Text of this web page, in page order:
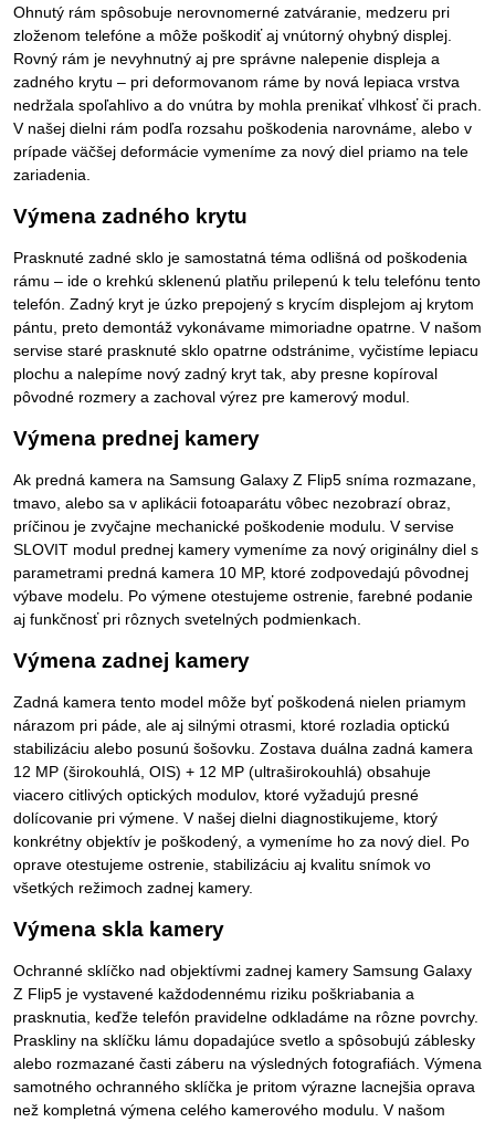
Ohnutý rám spôsobuje nerovnomerné zatváranie, medzeru pri
zloženom telefóne a môže poškodiť aj vnútorný ohybný displej.
Rovný rám je nevyhnutný aj pre správne nalepenie displeja a
zadného krytu – pri deformovanom ráme by nová lepiaca vrstva
nedržala spoľahlivo a do vnútra by mohla prenikať vlhkosť či prach.
V našej dielni rám podľa rozsahu poškodenia narovnáme, alebo v
prípade väčšej deformácie vymeníme za nový diel priamo na tele
zariadenia.
Výmena zadného krytu
Prasknuté zadné sklo je samostatná téma odlišná od poškodenia
rámu – ide o krehkú sklenenú platňu prilepenú k telu telefónu tento
telefón. Zadný kryt je úzko prepojený s krycím displejom aj krytom
pántu, preto demontáž vykonávame mimoriadne opatrne. V našom
servise staré prasknuté sklo opatrne odstránime, vyčistíme lepiacu
plochu a nalepíme nový zadný kryt tak, aby presne kopíroval
pôvodné rozmery a zachoval výrez pre kamerový modul.
Výmena prednej kamery
Ak predná kamera na Samsung Galaxy Z Flip5 sníma rozmazane,
tmavo, alebo sa v aplikácii fotoaparátu vôbec nezobrazí obraz,
príčinou je zvyčajne mechanické poškodenie modulu. V servise
SLOVIT modul prednej kamery vymeníme za nový originálny diel s
parametrami predná kamera 10 MP, ktoré zodpovedajú pôvodnej
výbave modelu. Po výmene otestujeme ostrenie, farebné podanie
aj funkčnosť pri rôznych svetelných podmienkach.
Výmena zadnej kamery
Zadná kamera tento model môže byť poškodená nielen priamym
nárazom pri páde, ale aj silnými otrasmi, ktoré rozladia optickú
stabilizáciu alebo posunú šošovku. Zostava duálna zadná kamera
12 MP (širokouhlá, OIS) + 12 MP (ultraširokouhlá) obsahuje
viacero citlivých optických modulov, ktoré vyžadujú presné
dolícovanie pri výmene. V našej dielni diagnostikujeme, ktorý
konkrétny objektív je poškodený, a vymeníme ho za nový diel. Po
oprave otestujeme ostrenie, stabilizáciu aj kvalitu snímok vo
všetkých režimoch zadnej kamery.
Výmena skla kamery
Ochranné sklíčko nad objektívmi zadnej kamery Samsung Galaxy
Z Flip5 je vystavené každodennému riziku poškriabania a
prasknutia, keďže telefón pravidelne odkladáme na rôzne povrchy.
Praskliny na sklíčku lámu dopadajúce svetlo a spôsobujú záblesky
alebo rozmazané časti záberu na výsledných fotografiách. Výmena
samotného ochranného sklíčka je pritom výrazne lacnejšia oprava
než kompletná výmena celého kamerového modulu. V našom